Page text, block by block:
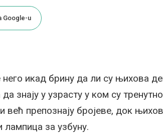
Google-u
икад брину да ли су њихова
знају у узрасту у ком су
већ препознају бројеве, док
за узбуну.